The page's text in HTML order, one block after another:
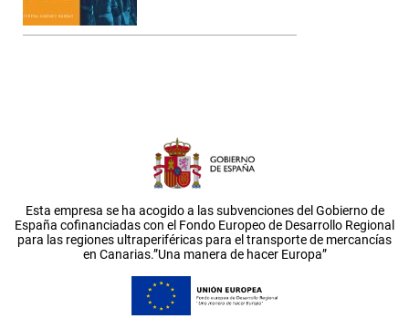
Esta empresa se ha acogido a las subvenciones del Gobierno de
España cofinanciadas con el Fondo Europeo de Desarrollo Regional
para las regiones ultraperiféricas para el transporte de mercancías
en Canarias.”Una manera de hacer Europa”